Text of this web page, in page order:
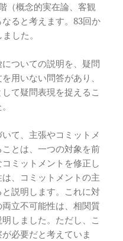
（概念的実在論、客観
ると考えます。83回か
した。
ついての説明を、疑問
用いない問答があり、
て疑問表現を捉えるこ
て、主張やコミットメ
とは、一つの対象を前
ミットメントを修正し
、コミットメントの主
説明します。これに対
立不可能性は、相関質
しました。ただし、こ
必要だと考えていま